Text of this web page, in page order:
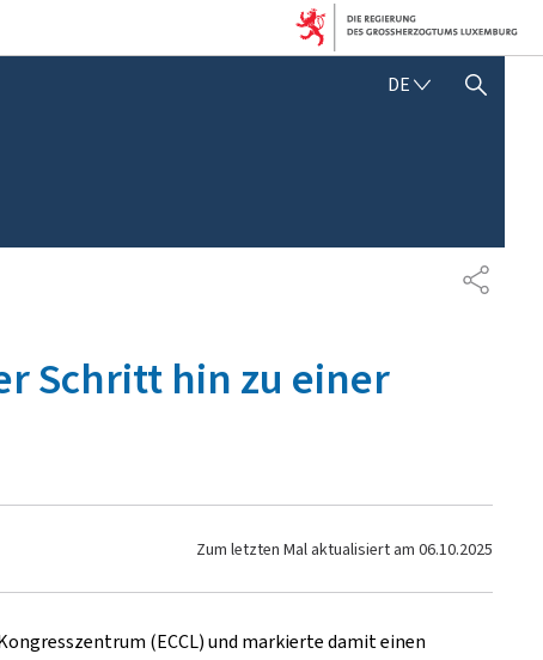
DED
SUCHFLED ANZEIGEN / SCHLIESSEN
T
E
Schritt hin zu einer
Zum letzten Mal aktualisiert am 06.10.2025
(ECCL) und markierte damit einen